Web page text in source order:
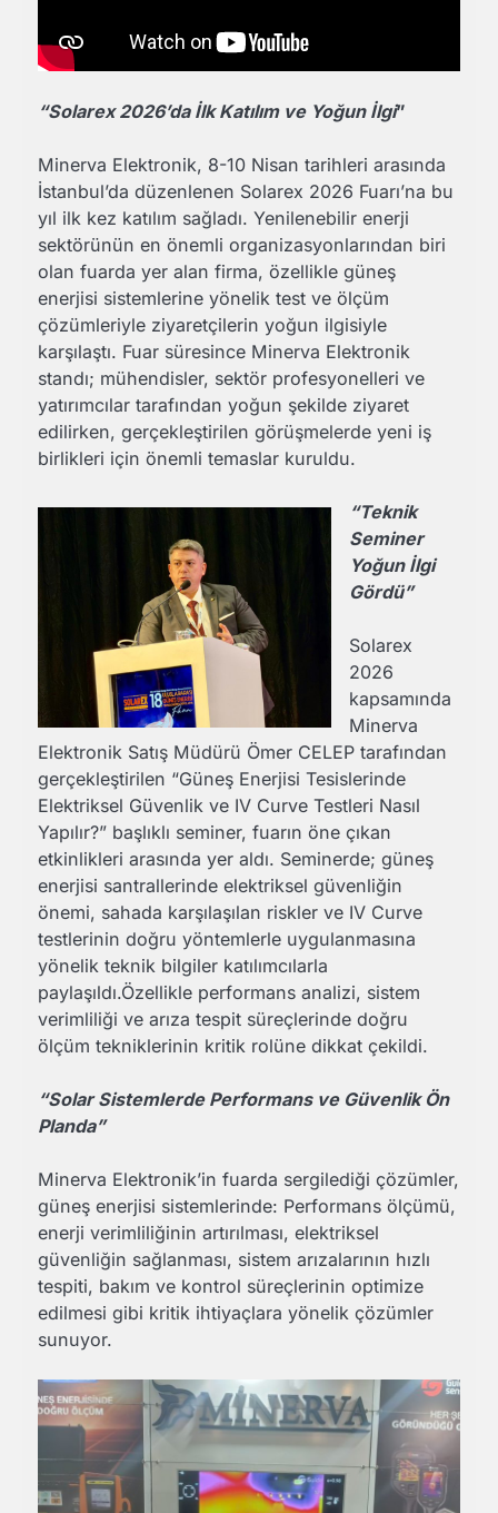
“Solarex 2026’da İlk Katılım ve Yoğun İlgi”
Minerva Elektronik, 8-10 Nisan tarihleri arasında
İstanbul’da düzenlenen Solarex 2026 Fuarı’na bu
yıl ilk kez katılım sağladı. Yenilenebilir enerji
sektörünün en önemli organizasyonlarından biri
olan fuarda yer alan firma, özellikle güneş
enerjisi sistemlerine yönelik test ve ölçüm
çözümleriyle ziyaretçilerin yoğun ilgisiyle
karşılaştı. Fuar süresince Minerva Elektronik
standı; mühendisler, sektör profesyonelleri ve
yatırımcılar tarafından yoğun şekilde ziyaret
edilirken, gerçekleştirilen görüşmelerde yeni iş
birlikleri için önemli temaslar kuruldu.
“Teknik
Seminer
Yoğun İlgi
Gördü”
Solarex
2026
kapsamında
Minerva
Elektronik Satış Müdürü Ömer CELEP tarafından
gerçekleştirilen “Güneş Enerjisi Tesislerinde
Elektriksel Güvenlik ve IV Curve Testleri Nasıl
Yapılır?” başlıklı seminer, fuarın öne çıkan
etkinlikleri arasında yer aldı. Seminerde; güneş
enerjisi santrallerinde elektriksel güvenliğin
önemi, sahada karşılaşılan riskler ve IV Curve
testlerinin doğru yöntemlerle uygulanmasına
yönelik teknik bilgiler katılımcılarla
paylaşıldı.Özellikle performans analizi, sistem
verimliliği ve arıza tespit süreçlerinde doğru
ölçüm tekniklerinin kritik rolüne dikkat çekildi.
“Solar Sistemlerde Performans ve Güvenlik Ön
Planda”
Minerva Elektronik’in fuarda sergilediği çözümler,
güneş enerjisi sistemlerinde: Performans ölçümü,
enerji verimliliğinin artırılması, elektriksel
güvenliğin sağlanması, sistem arızalarının hızlı
tespiti, bakım ve kontrol süreçlerinin optimize
edilmesi gibi kritik ihtiyaçlara yönelik çözümler
sunuyor.